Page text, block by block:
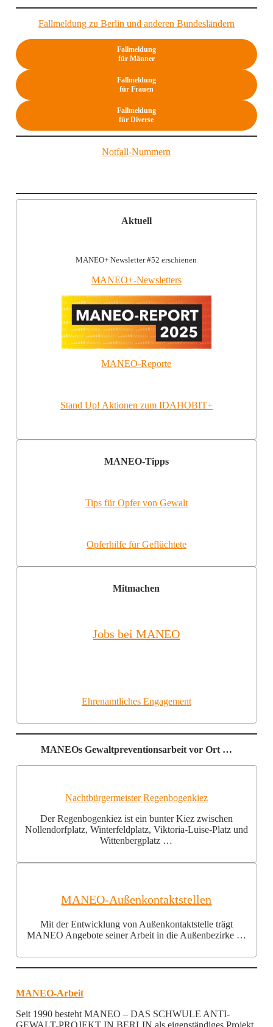
Fallmeldung zu Berlin und anderen Bundesländern
Fallmeldung
für Männer
Fallmeldung
für Frauen
Fallmeldung
für Diverse
Notfall-Nummern
Aktuell
MANEO+ Newsletter #52 erschienen
MANEO+-Newsletters
MANEO-Reporte
Stand Up! Aktionen zum IDAHOBIT+
MANEO-Tipps
Tips für Opfer von Gewalt
Opferhilfe für Geflüchtete
Mitmachen
Jobs bei MANEO
Ehrenamtliches Engagement
MANEOs Gewaltpreventionsarbeit vor Ort …
Nachtbürgermeister Regenbogenkiez
Der Regenbogenkiez ist ein bunter Kiez zwischen
Nollendorfplatz, Winterfeldplatz, Viktoria-Luise-Platz und
Wittenbergplatz …
MANEO-Außenkontaktstellen
Mit der Entwicklung von Außenkontaktstelle trägt
MANEO Angebote seiner Arbeit in die Außenbezirke …
MANEO-Arbeit
Seit 1990 besteht MANEO – DAS SCHWULE ANTI-
GEWALT-PROJEKT IN BERLIN als eigenständiges Projekt